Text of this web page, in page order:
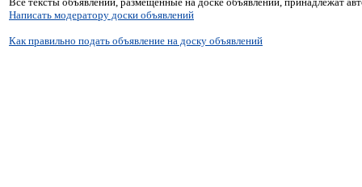
Написать модератору доски объявлений
Как правильно подать объявление на доску объявлений